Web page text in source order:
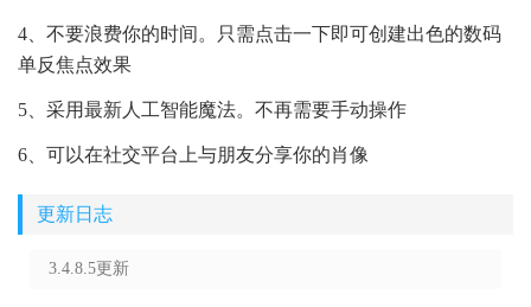
4、不要浪费你的时间。只需点击一下即可创建出色的数码
单反焦点效果
5、采用最新人工智能魔法。不再需要手动操作
6、可以在社交平台上与朋友分享你的肖像
更新日志
3.4.8.5更新